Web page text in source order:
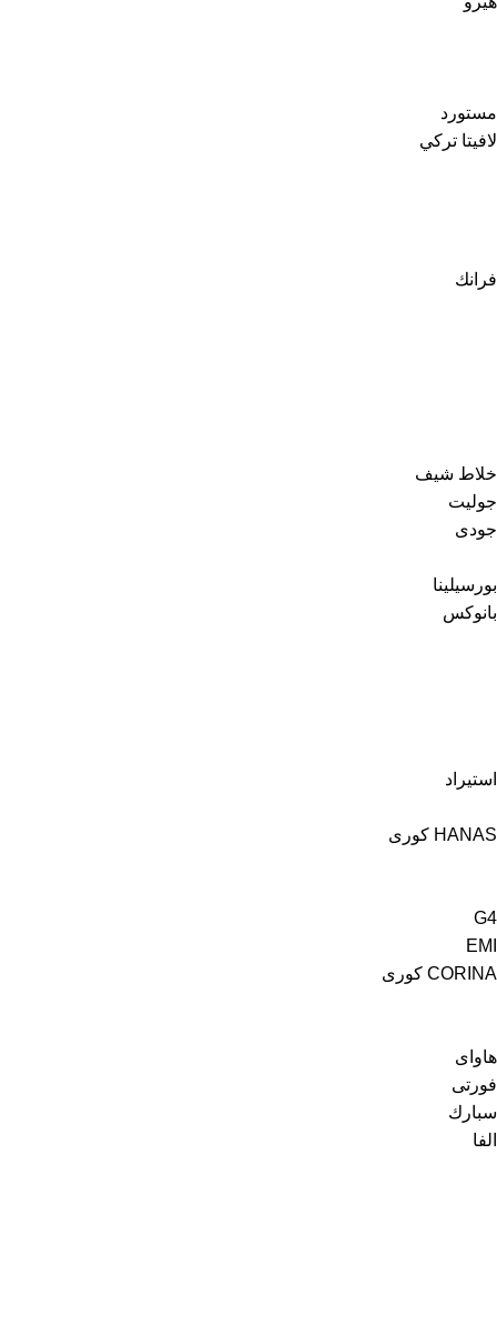
مستورد
لافيتا تركي
فرانك
خلاط شيف
جوليت
جودى
بورسيلينا
بانوكس
استيراد
HANAS كورى
G4
EMI
CORINA كورى
هاواى
فورتى
سبارك
الفا